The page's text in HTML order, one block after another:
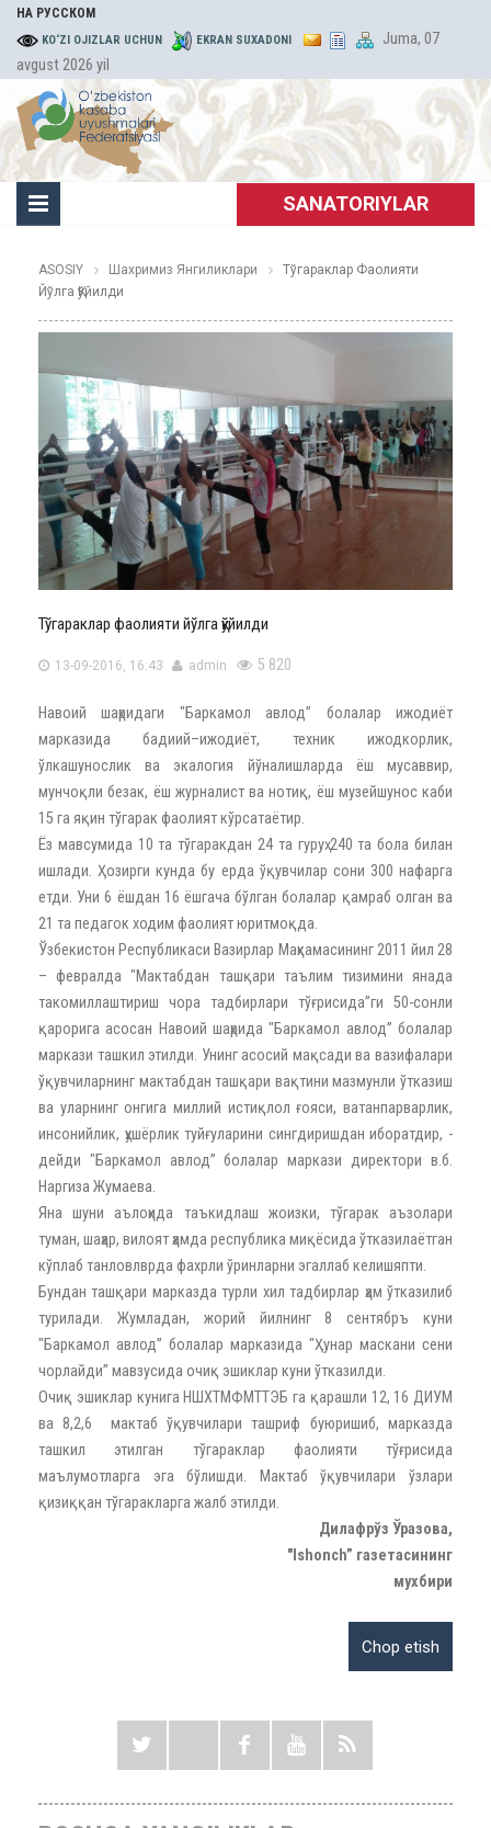
НА РУССКОМ
KO‘ZI OJIZLAR UCHUN EKRAN SUXADONI
Juma, 07
avgust 2026 yil
SANATORIYLAR
ASOSIY Шахримиз Янгиликлари
Тўгараклар Фаолияти
Йўлга Қўйилди
Тўгараклар фаолияти йўлга қўйилди
13-09-2016, 16:43 admin 5 820
Навоий шаҳридаги "Баркамол авлод” болалар ижодиёт
марказида бадиий–ижодиёт, техник ижодкорлик,
ўлкашунослик ва экалогия йўналишларда ёш мусаввир,
мунчоқли безак, ёш журналист ва нотиқ, ёш музейшунос каби
15 га яқин тўгарак фаолият кўрсатаётир.
Ёз мавсумида 10 та тўгаракдан 24 та гуруҳ 240 та бола билан
ишлади. Ҳозирги кунда бу ерда ўқувчилар сони 300 нафарга
етди. Уни 6 ёшдан 16 ёшгача бўлган болалар қамраб олган ва
21 та педагок ходим фаолият юритмоқда.
Ўзбекистон Республикаси Вазирлар Маҳкамасининг 2011 йил 28
– февралда "Мактабдан ташқари таълим тизимини янада
такомиллаштириш чора тадбирлари тўғрисида”ги 50-сонли
қарорига асосан Навоий шаҳрида "Баркамол авлод” болалар
маркази ташкил этилди. Унинг асосий мақсади ва вазифалари
ўқувчиларнинг мактабдан ташқари вақтини мазмунли ўтказиш
ва уларнинг онгига миллий истиқлол ғояси, ватанпарварлик,
инсонийлик, ҳушёрлик туйғуларини сингдиришдан иборатдир, -
дейди "Баркамол авлод” болалар маркази директори в.б.
Наргиза Жумаева.
Яна шуни аълоҳида таъкидлаш жоизки, тўгарак аъзолари
туман, шаҳар, вилоят ҳамда республика миқёсида ўтказилаётган
кўплаб танловлврда фахрли ўринларни эгаллаб келишяпти.
Бундан ташқари марказда турли хил тадбирлар ҳам ўтказилиб
турилади. Жумладан, жорий йилнинг 8 сентябръ куни
"Баркамол авлод” болалар марказида "Ҳунар маскани сени
чорлайди” мавзусида очиқ эшиклар куни ўтказилди.
Очиқ эшиклар кунига НШХТМФМТТЭБ га қарашли 12, 16 ДИУМ
ва 8,2,6 мактаб ўқувчилари ташриф буюришиб, марказда
ташкил этилган тўгараклар фаолияти тўғрисида
маълумотларга эга бўлишди. Мактаб ўқувчилари ўзлари
қизиққан тўгаракларга жалб этилди.
Дилафрўз Ўразова,
"Ishonch” газетасининг
мухбири